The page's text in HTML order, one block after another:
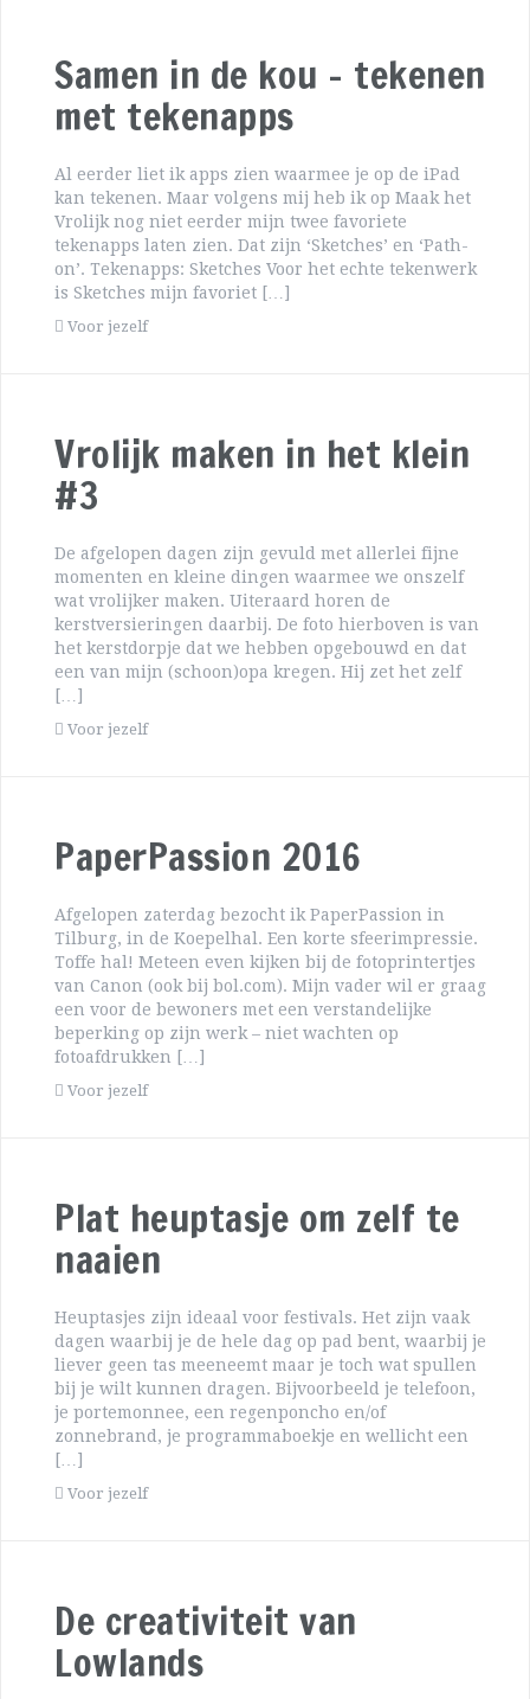
Samen in de kou – tekenen
met tekenapps
Al eerder liet ik apps zien waarmee je op de iPad
kan tekenen. Maar volgens mij heb ik op Maak het
Vrolijk nog niet eerder mijn twee favoriete
tekenapps laten zien. Dat zijn ‘Sketches’ en ‘Path-
on’. Tekenapps: Sketches Voor het echte tekenwerk
is Sketches mijn favoriet […]
Voor jezelf
Vrolijk maken in het klein
#3
De afgelopen dagen zijn gevuld met allerlei fijne
momenten en kleine dingen waarmee we onszelf
wat vrolijker maken. Uiteraard horen de
kerstversieringen daarbij. De foto hierboven is van
het kerstdorpje dat we hebben opgebouwd en dat
een van mijn (schoon)opa kregen. Hij zet het zelf
[…]
Voor jezelf
PaperPassion 2016
Afgelopen zaterdag bezocht ik PaperPassion in
Tilburg, in de Koepelhal. Een korte sfeerimpressie.
Toffe hal! Meteen even kijken bij de fotoprintertjes
van Canon (ook bij bol.com). Mijn vader wil er graag
een voor de bewoners met een verstandelijke
beperking op zijn werk – niet wachten op
fotoafdrukken […]
Voor jezelf
Plat heuptasje om zelf te
naaien
Heuptasjes zijn ideaal voor festivals. Het zijn vaak
dagen waarbij je de hele dag op pad bent, waarbij je
liever geen tas meeneemt maar je toch wat spullen
bij je wilt kunnen dragen. Bijvoorbeeld je telefoon,
je portemonnee, een regenponcho en/of
zonnebrand, je programmaboekje en wellicht een
[…]
Voor jezelf
De creativiteit van
Lowlands